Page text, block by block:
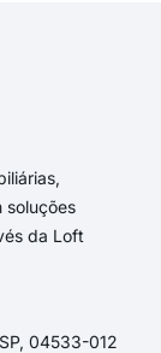
soluções
da Loft
04533-012